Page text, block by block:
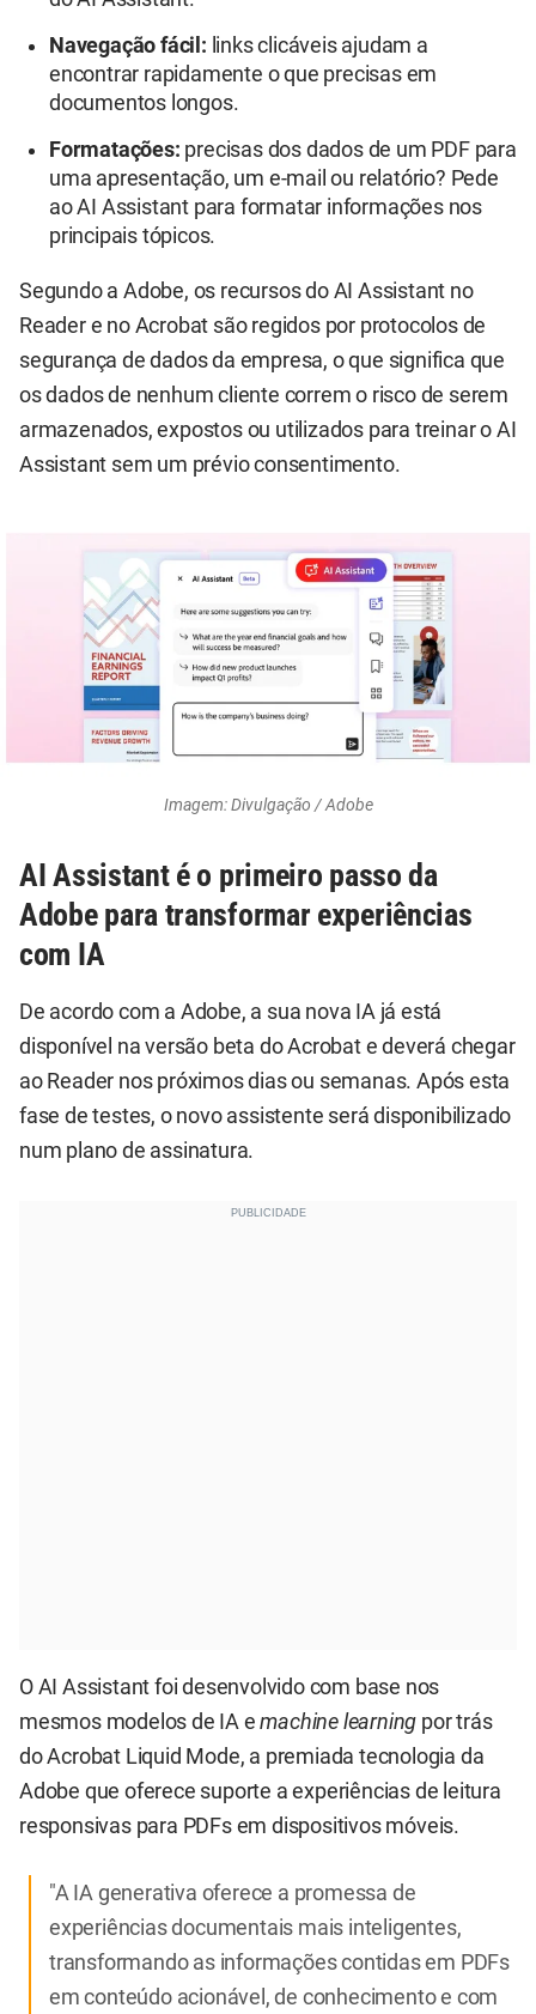
Navegação fácil: links clicáveis ajudam a
encontrar rapidamente o que precisas em
documentos longos.
Formatações: precisas dos dados de um PDF para
uma apresentação, um e-mail ou relatório? Pede
ao AI Assistant para formatar informações nos
principais tópicos.
Segundo a Adobe, os recursos do AI Assistant no
Reader e no Acrobat são regidos por protocolos de
segurança de dados da empresa, o que significa que
os dados de nenhum cliente correm o risco de serem
armazenados, expostos ou utilizados para treinar o AI
Assistant sem um prévio consentimento.
Imagem: Divulgação / Adobe
AI Assistant é o primeiro passo da
Adobe para transformar experiências
com IA
De acordo com a Adobe, a sua nova IA já está
disponível na versão beta do Acrobat e deverá chegar
ao Reader nos próximos dias ou semanas. Após esta
fase de testes, o novo assistente será disponibilizado
num plano de assinatura.
O AI Assistant foi desenvolvido com base nos
mesmos modelos de IA emachine learning por trás
do Acrobat Liquid Mode, a premiada tecnologia da
Adobe que oferece suporte a experiências de leitura
responsivas para PDFs em dispositivos móveis.
"A IA generativa oferece a promessa de
experiências documentais mais inteligentes,
transformando as informações contidas em PDFs
em conteúdo acionável, de conhecimento e com